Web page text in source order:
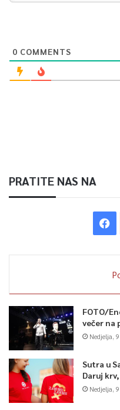
0 COMMENTS
PRATITE NAS NA
FOTO/
večer na
Nedjelja,
Sutra u
Daruj
Nedjelja,